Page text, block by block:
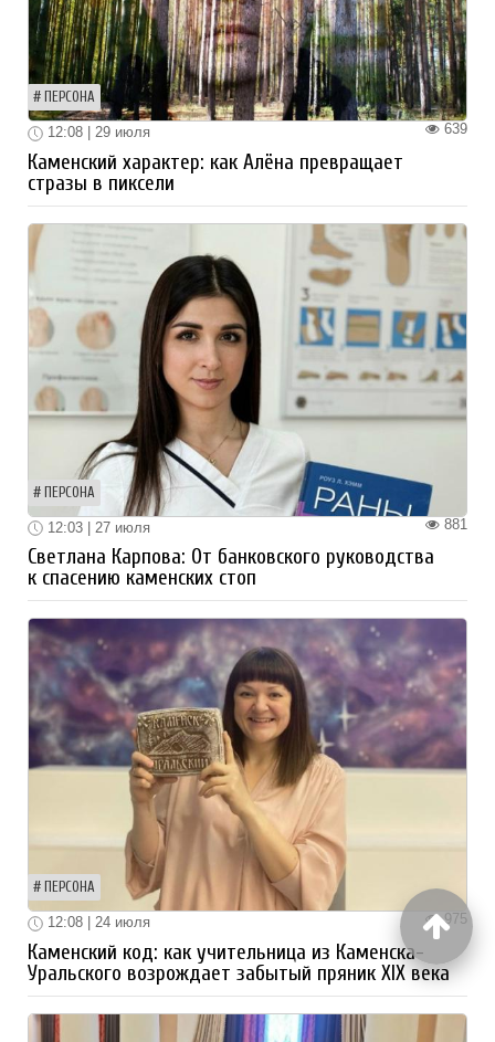
ПЕРСОНА
639
12:08 | 29 июля
Каменский характер: как Алёна превращает
стразы в пиксели
ПЕРСОНА
881
12:03 | 27 июля
Светлана Карпова: От банковского руководства
к спасению каменских стоп
ПЕРСОНА
975
12:08 | 24 июля
Каменский код: как учительница из Каменска-
Уральского возрождает забытый пряник XIX века